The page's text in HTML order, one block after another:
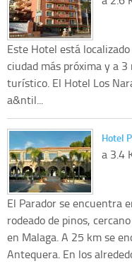
Este Hotel está
ciudad más próxima y a
turístico. El Hotel Los
a&ntil...
Hotel
a 3.4
El Parador se encuentra
rodeado de pinos,
en Malaga. A 25 km se
Antequera. En los